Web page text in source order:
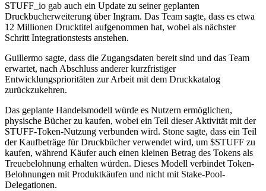
STUFF_io gab auch ein Update zu seiner geplanten
Druckbucherweiterung über Ingram. Das Team sagte, dass es etwa
12 Millionen Drucktitel aufgenommen hat, wobei als nächster
Schritt Integrationstests anstehen.
Guillermo sagte, dass die Zugangsdaten bereit sind und das Team
erwartet, nach Abschluss anderer kurzfristiger
Entwicklungsprioritäten zur Arbeit mit dem Druckkatalog
zurückzukehren.
Das geplante Handelsmodell würde es Nutzern ermöglichen,
physische Bücher zu kaufen, wobei ein Teil dieser Aktivität mit der
STUFF-Token-Nutzung verbunden wird. Stone sagte, dass ein Teil
der Kaufbeträge für Druckbücher verwendet wird, um $STUFF zu
kaufen, während Käufer auch einen kleinen Betrag des Tokens als
Treuebelohnung erhalten würden. Dieses Modell verbindet Token-
Belohnungen mit Produktkäufen und nicht mit Stake-Pool-
Delegationen.